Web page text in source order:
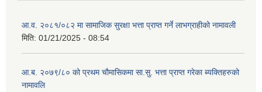
आ.व. २०८१/०८२ मा सामाजिक सुरक्षा भत्ता प्राप्त गर्ने लाभग्राहीको नामावली
मिति: 01/21/2025 - 08:54
आ.ब. २०७९/८० को प्रथम चौमासिकमा सा.सु. भत्ता प्राप्त गरेका ब्यक्तिहरुको
नामावलि